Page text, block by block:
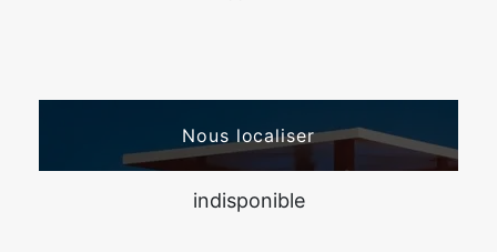
Nous localiser
indisponible